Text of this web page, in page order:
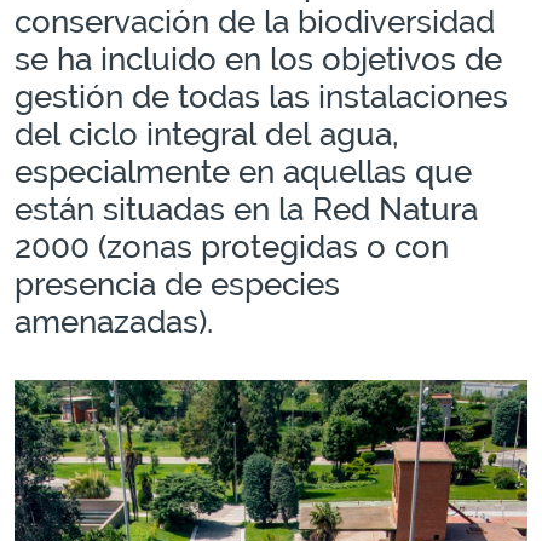
conservación de la biodiversidad
se ha incluido en los objetivos de
gestión de todas las instalaciones
del ciclo integral del agua,
especialmente en aquellas que
están situadas en la Red Natura
2000 (zonas protegidas o con
presencia de especies
amenazadas).